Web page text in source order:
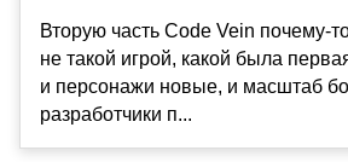
Вторую часть Code Vein почему-
не такой игрой, какой была
и персонажи новые, и масштаб
разработчики п...